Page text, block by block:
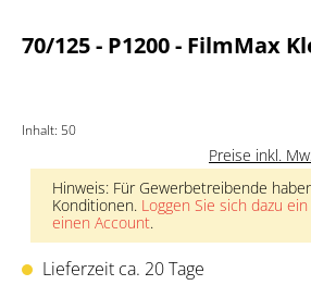
70/125 - P1200 - FilmMax
Inhalt: 50
Preise inkl.
Hinweis: Für Gewerbetreibende
Konditionen. Loggen Sie sich dazu ein
einen Account.
Lieferzeit ca. 20 Tage